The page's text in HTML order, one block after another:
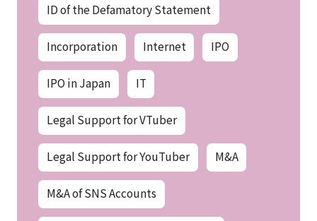
ID of the Defamatory Statement
Incorporation Internet IPO
IPO in Japan IT
Legal Support for VTuber
Legal Support for YouTuber M&A
M&A of SNS Accounts